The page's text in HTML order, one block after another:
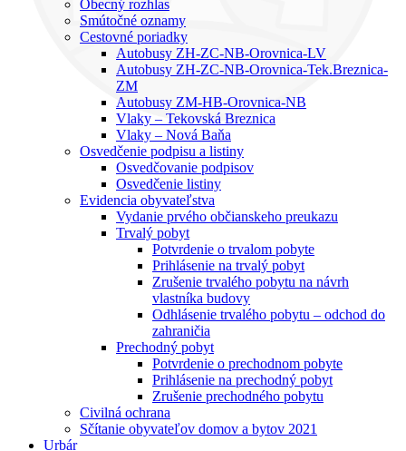
Obecný rozhlas
Smútočné oznamy
Cestovné poriadky
Autobusy ZH-ZC-NB-Orovnica-LV
Autobusy ZH-ZC-NB-Orovnica-Tek.Breznica-
ZM
Autobusy ZM-HB-Orovnica-NB
Vlaky – Tekovská Breznica
Vlaky – Nová Baňa
Osvedčenie podpisu a listiny
Osvedčovanie podpisov
Osvedčenie listiny
Evidencia obyvateľstva
Vydanie prvého občianskeho preukazu
Trvalý pobyt
Potvrdenie o trvalom pobyte
Prihlásenie na trvalý pobyt
Zrušenie trvalého pobytu na návrh
vlastníka budovy
Odhlásenie trvalého pobytu – odchod do
zahraničia
Prechodný pobyt
Potvrdenie o prechodnom pobyte
Prihlásenie na prechodný pobyt
Zrušenie prechodného pobytu
Civilná ochrana
Sčítanie obyvateľov domov a bytov 2021
Urbár